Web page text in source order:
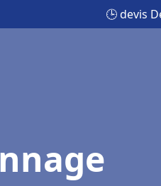
🕒 devis